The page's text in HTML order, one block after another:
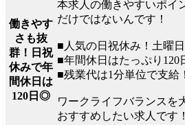
働きやす
さも抜
群！日祝
休みで年
間休日は
120日◎
本求人の働きやすいポイ
だけではないんです！
■人気の日祝休み！土曜
■年間休日はたっぷり
■残業代は1分単位で支
ワークライフバランスを
おすすめしたい求人です！